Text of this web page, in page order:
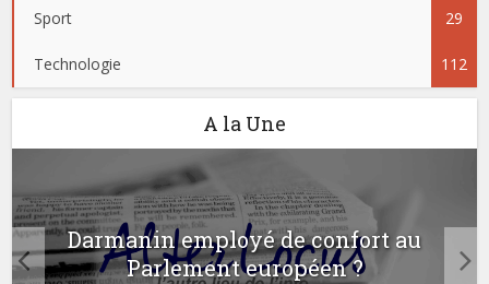
Sport 29
Technologie 112
A la Une
Darmanin employé de confort au
Parlement européen ?